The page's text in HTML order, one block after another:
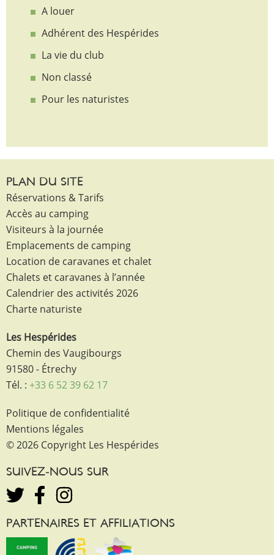
A louer
Adhérent des Hespérides
La vie du club
Non classé
Pour les naturistes
PLAN DU SITE
Réservations & Tarifs
Accès au camping
Visiteurs à la journée
Emplacements de camping
Location de caravanes et chalet
Chalets et caravanes à l’année
Calendrier des activités 2026
Charte naturiste
Les Hespérides
Chemin des Vaugibourgs
91580 - Étrechy
Tél. : +33 6 52 39 62 17
Politique de confidentialité
Mentions légales
© 2026 Copyright Les Hespérides
SUIVEZ-NOUS SUR
PARTENAIRES ET AFFILIATIONS